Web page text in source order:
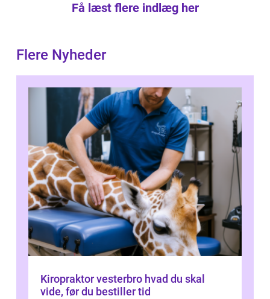
Få læst flere indlæg her
Flere Nyheder
Kiropraktor vesterbro hvad du skal
vide, før du bestiller tid